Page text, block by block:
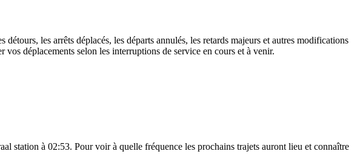
les arrêts déplacés, les départs annulés, les retards majeurs et autres modifications
déplacements selon les interruptions de service en cours et à venir.
station à 02:53. Pour voir à quelle fréquence les prochains trajets auront lieu et connaître